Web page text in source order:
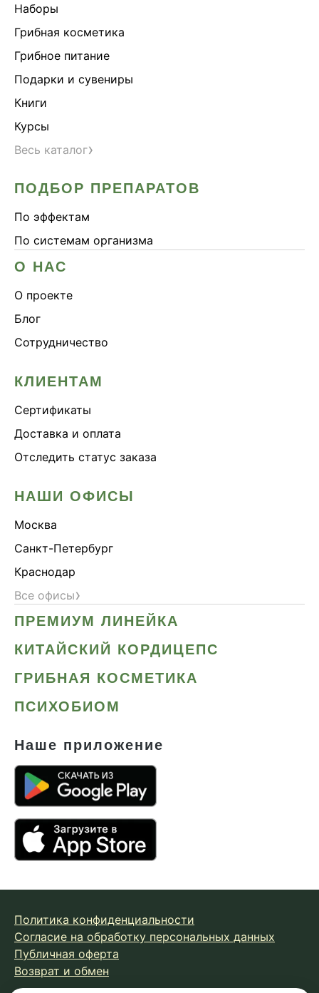
Наборы
Грибная косметика
Грибное питание
Подарки и сувениры
Книги
Курсы
Весь каталог›
ПОДБОР ПРЕПАРАТОВ
По эффектам
По системам организма
О НАС
О проекте
Блог
Сотрудничество
КЛИЕНТАМ
Сертификаты
Доставка и оплата
Отследить статус заказа
НАШИ ОФИСЫ
Москва
Санкт-Петербург
Краснодар
Все офисы›
ПРЕМИУМ ЛИНЕЙКА
КИТАЙСКИЙ КОРДИЦЕПС
ГРИБНАЯ КОСМЕТИКА
ПСИХОБИОМ
Наше приложение
Политика конфиденциальности
Согласие на обработку персональных данных
Публичная оферта
Возврат и обмен